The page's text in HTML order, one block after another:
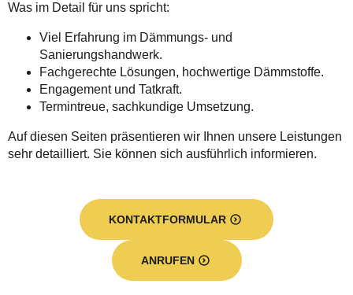
Was im Detail für uns spricht:
Viel Erfahrung im Dämmungs- und
Sanierungshandwerk.
Fachgerechte Lösungen, hochwertige Dämmstoffe.
Engagement und Tatkraft.
Termintreue, sachkundige Umsetzung.
Auf diesen Seiten präsentieren wir Ihnen unsere Leistungen
sehr detailliert. Sie können sich ausführlich informieren.
KONTAKTFORMULAR
ANRUFEN